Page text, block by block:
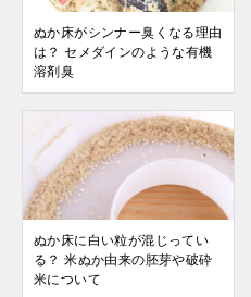
ぬか床がシンナー臭くなる理由
は？ セメダインのような有機
溶剤臭
ぬか床に白い粒が混じってい
る？ 米ぬか由来の胚芽や破砕
米について